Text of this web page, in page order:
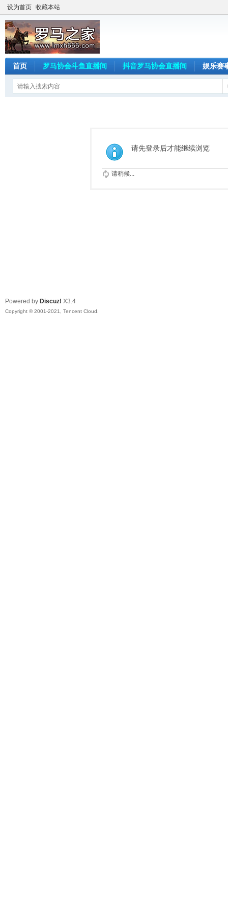
设为首页 收藏本站
首页 罗马协会斗鱼直播间 抖音罗马协会直播间 娱乐赛
请先登录后才能继续浏览
请稍候...
Powered by Discuz! X3.4
Copyright © 2001-2021, Tencent Cloud.